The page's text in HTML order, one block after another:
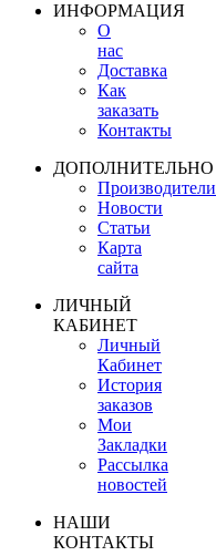
ИНФОРМАЦИЯ
О
нас
Доставка
Как
заказать
Контакты
ДОПОЛНИТЕЛЬНО
Производители
Новости
Статьи
Карта
сайта
ЛИЧНЫЙ
КАБИНЕТ
Личный
Кабинет
История
заказов
Мои
Закладки
Рассылка
новостей
НАШИ
КОНТАКТЫ